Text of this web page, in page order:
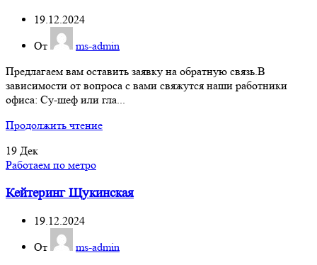
19.12.2024
От
ms-admin
Предлагаем вам оставить заявку на обратную связь.В
зависимости от вопроса с вами свяжутся наши работники
офиса: Су-шеф или гла...
Продолжить чтение
19 Дек
Работаем по метро
Кейтеринг Щукинская
19.12.2024
От
ms-admin